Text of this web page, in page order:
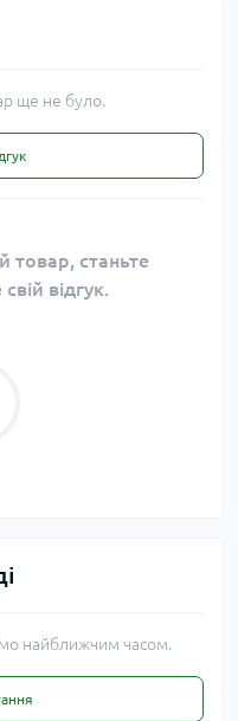
ще не було.
товар, станьте
відгук.
найближчим часом.